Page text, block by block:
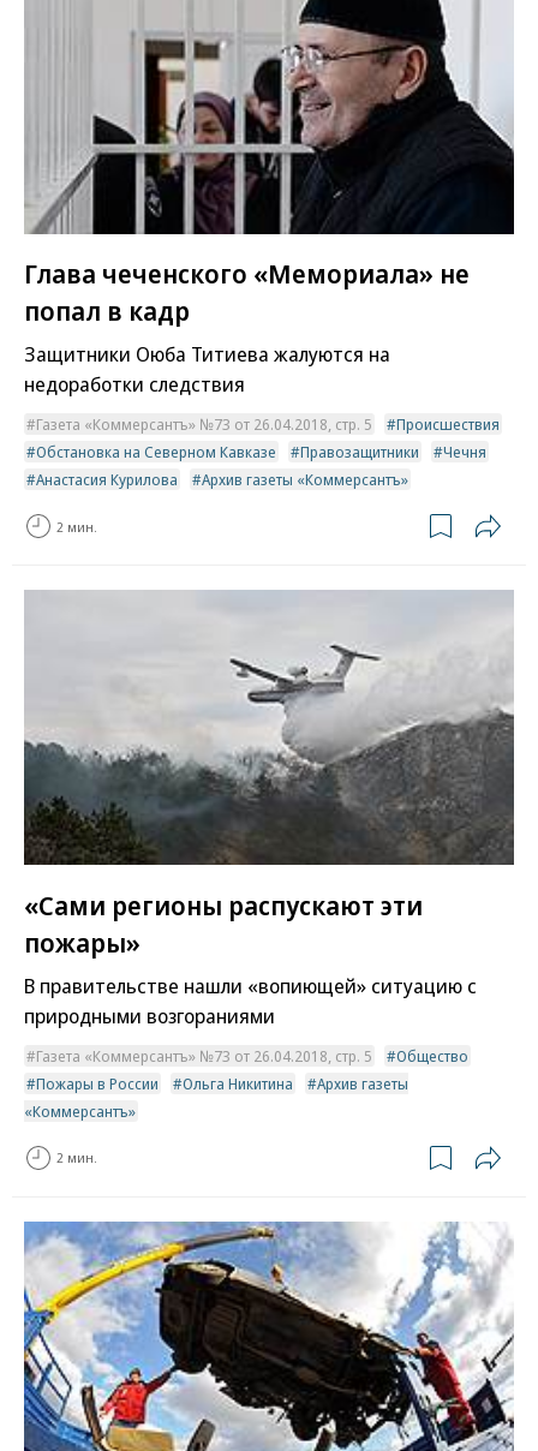
Глава чеченского «Мемориала» не
попал в кадр
Защитники Оюба Титиева жалуются на
недоработки следствия
Газета «Коммерсантъ» №73 от 26.04.2018, стр. 5
Происшествия
Обстановка на Северном Кавказе
Правозащитники
Чечня
Анастасия Курилова
Архив газеты «Коммерсантъ»
2 мин.
«Сами регионы распускают эти
пожары»
В правительстве нашли «вопиющей» ситуацию с
природными возгораниями
Газета «Коммерсантъ» №73 от 26.04.2018, стр. 5
Общество
Пожары в России
Ольга Никитина
Архив газеты
«Коммерсантъ»
2 мин.